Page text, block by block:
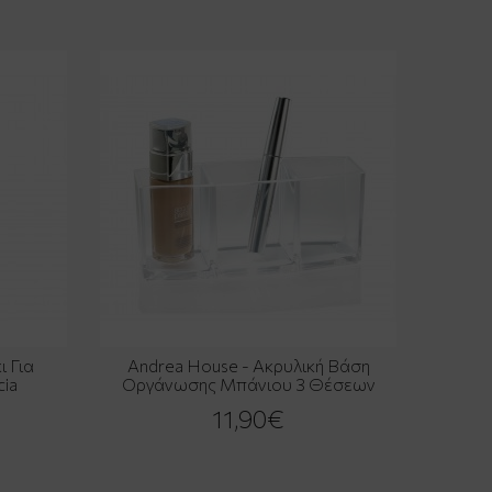
Για
Andrea House - Ακρυλική Βάση
Οργάνωσης Μπάνιου 3 Θέσεων
11,90€